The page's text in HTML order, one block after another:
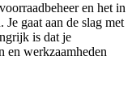
en het in
gaat aan de slag met
is dat je
en werkzaamheden